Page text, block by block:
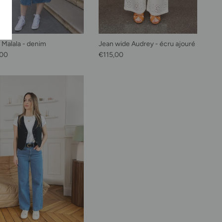
- denim
Jean wide Audrey - écru ajouré
Prix habituel
€115,00